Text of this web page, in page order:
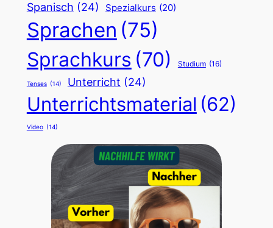
Spanisch (24) Spezialkurs (20)
Sprachen (75)
Sprachkurs (70) Studium (16)
Tenses (14) Unterricht (24)
Unterrichtsmaterial (62)
Video (14)